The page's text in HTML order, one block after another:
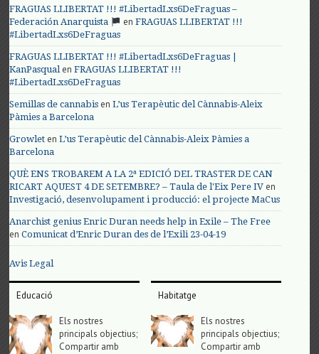
FRAGUAS LLIBERTAT !!! #LibertadLxs6DeFraguas –
Federación Anarquista
enFRAGUAS LLIBERTAT !!!
#LibertadLxs6DeFraguas
FRAGUAS LLIBERTAT !!! #LibertadLxs6DeFraguas |
KanPasqualenFRAGUAS LLIBERTAT !!!
#LibertadLxs6DeFraguas
Semillas de cannabis enL’us Terapèutic del Cànnabis-Aleix
Pàmies a Barcelona
Growlet enL’us Terapèutic del Cànnabis-Aleix Pàmies a
Barcelona
QUÈ ENS TROBAREM A LA 2ª EDICIÓ DEL TRASTER DE CAN
RICART AQUEST 4 DE SETEMBRE? – Taula de l'Eix Pere IV en
Investigació, desenvolupament i producció: el projecte MaCus
Anarchist genius Enric Duran needs help in Exile – The Free
enComunicat d’Enric Duran des de l’Exili 23-04-19
Avis Legal
Educació
Els nostres
principals objectius;
Compartir amb
Habitatge
Els nostres
principals objectius;
Compartir amb